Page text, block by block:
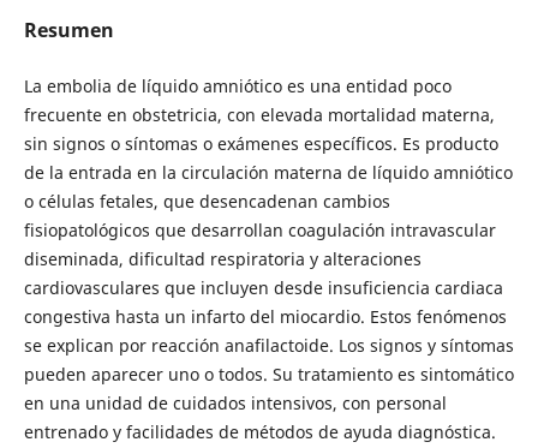
Resumen
La embolia de líquido amniótico es una entidad poco
frecuente en obstetricia, con elevada mortalidad materna,
sin signos o síntomas o exámenes específicos. Es producto
de la entrada en la circulación materna de líquido amniótico
o células fetales, que desencadenan cambios
fisiopatológicos que desarrollan coagulación intravascular
diseminada, dificultad respiratoria y alteraciones
cardiovasculares que incluyen desde insuficiencia cardiaca
congestiva hasta un infarto del miocardio. Estos fenómenos
se explican por reacción anafilactoide. Los signos y síntomas
pueden aparecer uno o todos. Su tratamiento es sintomático
en una unidad de cuidados intensivos, con personal
entrenado y facilidades de métodos de ayuda diagnóstica.